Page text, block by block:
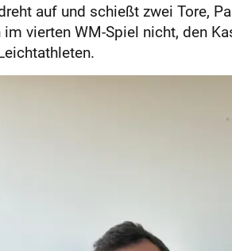
auf und schießt zwei Tore,
vierten WM-Spiel nicht, den